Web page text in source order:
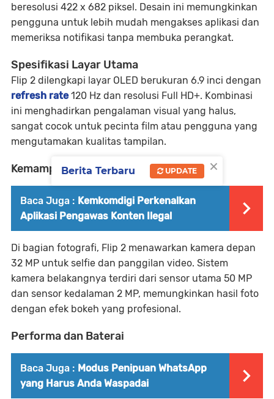
beresolusi 422 x 682 piksel. Desain ini memungkinkan
pengguna untuk lebih mudah mengakses aplikasi dan
memeriksa notifikasi tanpa membuka perangkat.
Spesifikasi Layar Utama
Flip 2 dilengkapi layar OLED berukuran 6.9 inci dengan
refresh rate120 Hz dan resolusi Full HD+. Kombinasi
ini menghadirkan pengalaman visual yang halus,
sangat cocok untuk pecinta film atau pengguna yang
mengutamakan kualitas tampilan.
Kemampuan Fotografi
Baca Juga : Kemkomdigi Perkenalkan
Aplikasi Pengawas Konten Ilegal
Di bagian fotografi, Flip 2 menawarkan kamera depan
32 MP untuk selfie dan panggilan video. Sistem
kamera belakangnya terdiri dari sensor utama 50 MP
dan sensor kedalaman 2 MP, memungkinkan hasil foto
dengan efek bokeh yang profesional.
Performa dan Baterai
Baca Juga : Modus Penipuan WhatsApp
yang Harus Anda Waspadai
×
Berita Terbaru UPDATE